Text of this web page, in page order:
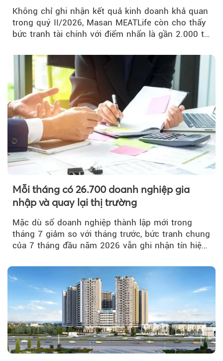
Không chỉ ghi nhận kết quả kinh doanh khả quan
trong quý II/2026, Masan MEATLife còn cho thấy
bức tranh tài chính với điểm nhấn là gần 2.000 tỷ
Mỗi tháng có 26.700 doanh nghiệp gia
nhập và quay lại thị trường
Mặc dù số doanh nghiệp thành lập mới trong
tháng 7 giảm so với tháng trước, bức tranh chung
của 7 tháng đầu năm 2026 vẫn ghi nhận tín hiệu